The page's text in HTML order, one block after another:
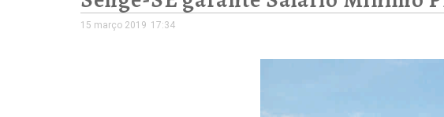
15 março 2019 17:34